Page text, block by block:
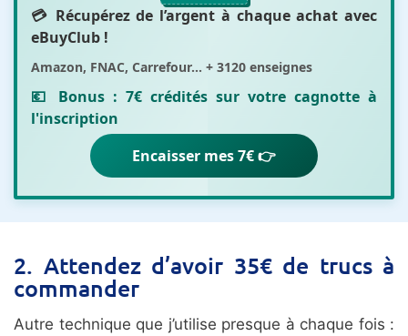
💳 Récupérez de l’argent à chaque achat avec
eBuyClub !
Amazon, FNAC, Carrefour... + 3120 enseignes
💶 Bonus : 7€ crédités sur votre cagnotte à
l'inscription
Encaisser mes 7€ 👉
2. Attendez d’avoir 35€ de trucs à
commander
Autre technique que j’utilise presque à chaque fois :